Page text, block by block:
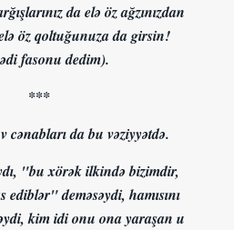
da elə öz ağzınızdan
öz qoltuğunuza da girsin!
fasonu dedim).
***
cənabları da bu vəziyyətdə.
"bu xörək ilkində bizimdir,
deməsəydi, hamısını
kim idi onu ona yaraşan u